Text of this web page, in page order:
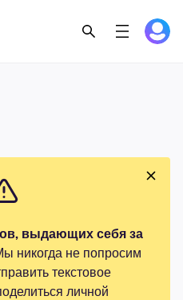
выдающих себя за
никогда не попросим
текстовое
личной